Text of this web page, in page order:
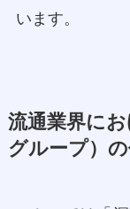
います。
流通業界に
グループ）